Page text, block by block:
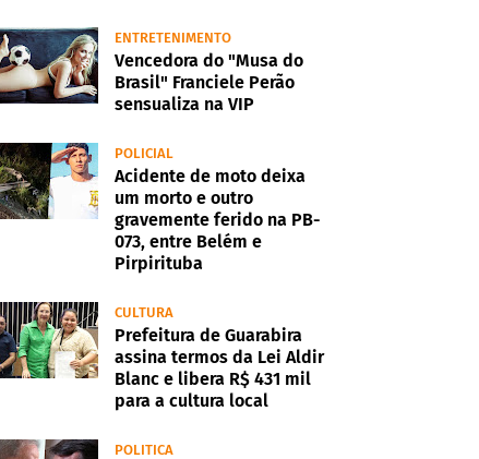
ENTRETENIMENTO
Vencedora do "Musa do
Brasil" Franciele Perão
sensualiza na VIP
POLICIAL
Acidente de moto deixa
um morto e outro
gravemente ferido na PB-
073, entre Belém e
Pirpirituba
CULTURA
Prefeitura de Guarabira
assina termos da Lei Aldir
Blanc e libera R$ 431 mil
para a cultura local
POLITICA